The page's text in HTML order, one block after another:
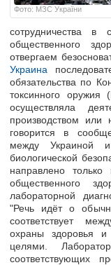
Фото: МЗС України
сотрудничества в
общественного
отвергаем
Украина
обязательства по
токсинного оружия
осуществляла
производством или
говорится в
между Украиной
биологической
направлено
общественного
лабораторной
"Речь идёт о
соответствует
охраны здоровья
целями.
соответствующих